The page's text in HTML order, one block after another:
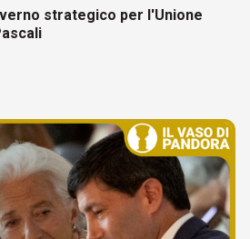
strategico per l'Unione